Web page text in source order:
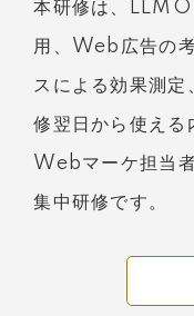
本研修は、
用、Web広告の
スによる効果測
修翌日から使える
Webマーケ担当
集中研修です。